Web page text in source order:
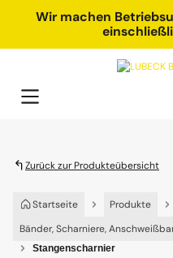
springenWir machen
Zurück zur Produkteübersicht
Startseite
Produkte
Bänder, Scharniere,
Stangenscharnier